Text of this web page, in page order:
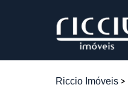
Riccio Imóveis